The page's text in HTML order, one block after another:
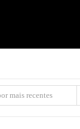
mais recentes